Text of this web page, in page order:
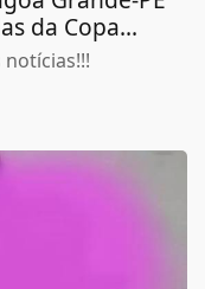
da Copa...